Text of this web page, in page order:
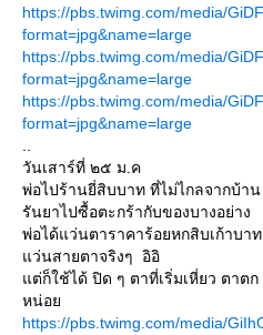
https://pbs.twimg.com/media/
format=jpg&name=large
https://pbs.twimg.com/media/
format=jpg&name=large
https://pbs.twimg.com/media/
format=jpg&name=large
วันเสาร์ที่ ๒๕ ม.ค
พ่อไปร้านยี่สิบบาท ที่ไม่ไกลจากบ้าน
รันยาไปซื้อตะกร้ากับของบางอย่าง
พ่อได้แว่นตาราคาร้อยหกสิบเก้าบา
แว่นสายตาจริงๆ อิอิ
แต่ก็ใช้ได้ ปิด ๆ ตาที่เริ่มเหี่ยว ตา
หน่อย
https://pbs.twimg.com/media/